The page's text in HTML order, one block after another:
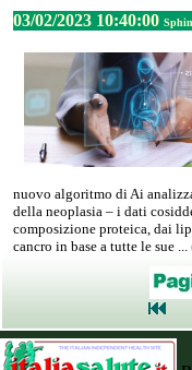
03/02/2023 10:40:00
nuovo algoritmo di Ai
della neoplasia – i dati
composizione proteica, dai
cancro in base a tutte le sue ...